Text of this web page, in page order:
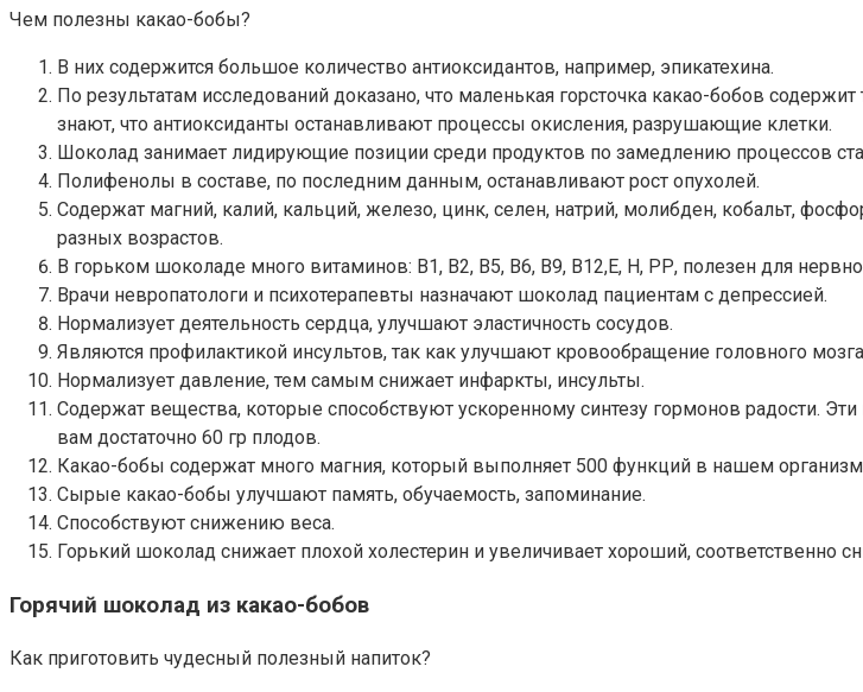
Чем полезны какао-бобы?
В них содержится большое количество антиоксидантов, например, эпикатехина.
По результатам исследований доказано, что маленькая горсточка какао-бобов
знают, что антиоксиданты останавливают процессы окисления, разрушающие клетки.
Шоколад занимает лидирующие позиции среди продуктов по замедлению процессов
Полифенолы в составе, по последним данным, останавливают рост опухолей.
Содержат магний, калий, кальций, железо, цинк, селен, натрий, молибден, кобальт,
разных возрастов.
В горьком шоколаде много витаминов: В1, В2, В5, В6, В9, В12,Е, Н, РР, полезен для
Врачи невропатологи и психотерапевты назначают шоколад пациентам с депрессией.
Нормализует деятельность сердца, улучшают эластичность сосудов.
Являются профилактикой инсультов, так как улучшают кровообращение головного
Нормализует давление, тем самым снижает инфаркты, инсульты.
Содержат вещества, которые способствуют ускоренному синтезу гормонов радости.
вам достаточно 60 гр плодов.
Какао-бобы содержат много магния, который выполняет 500 функций в нашем
Сырые какао-бобы улучшают память, обучаемость, запоминание.
Способствуют снижению веса.
Горький шоколад снижает плохой холестерин и увеличивает хороший, соответственно
Горячий шоколад из какао-бобов
Как приготовить чудесный полезный напиток?